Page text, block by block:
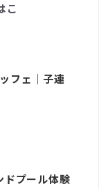
こ
フェ｜子連
ドプール体験